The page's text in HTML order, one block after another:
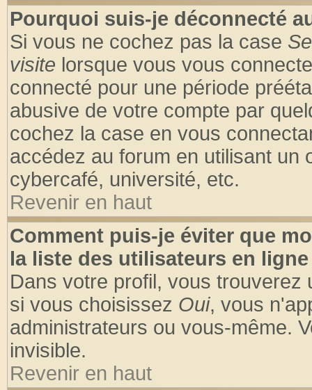
Pourquoi suis-je déconnecté
Si vous ne cochez pas la case
visite lorsque vous vous
connecté pour une période
abusive de votre compte par
cochez la case en vous
accédez au forum en utilisant un
cybercafé, université, etc.
Revenir en haut
Comment puis-je éviter que
la liste des utilisateurs en
Dans votre profil, vous trouverez
si vous choisissez Oui, vous
administrateurs ou vous-même.
invisible.
Revenir en haut